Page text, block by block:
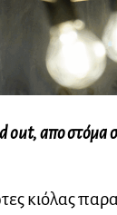
out, απο στόμα
κιόλας